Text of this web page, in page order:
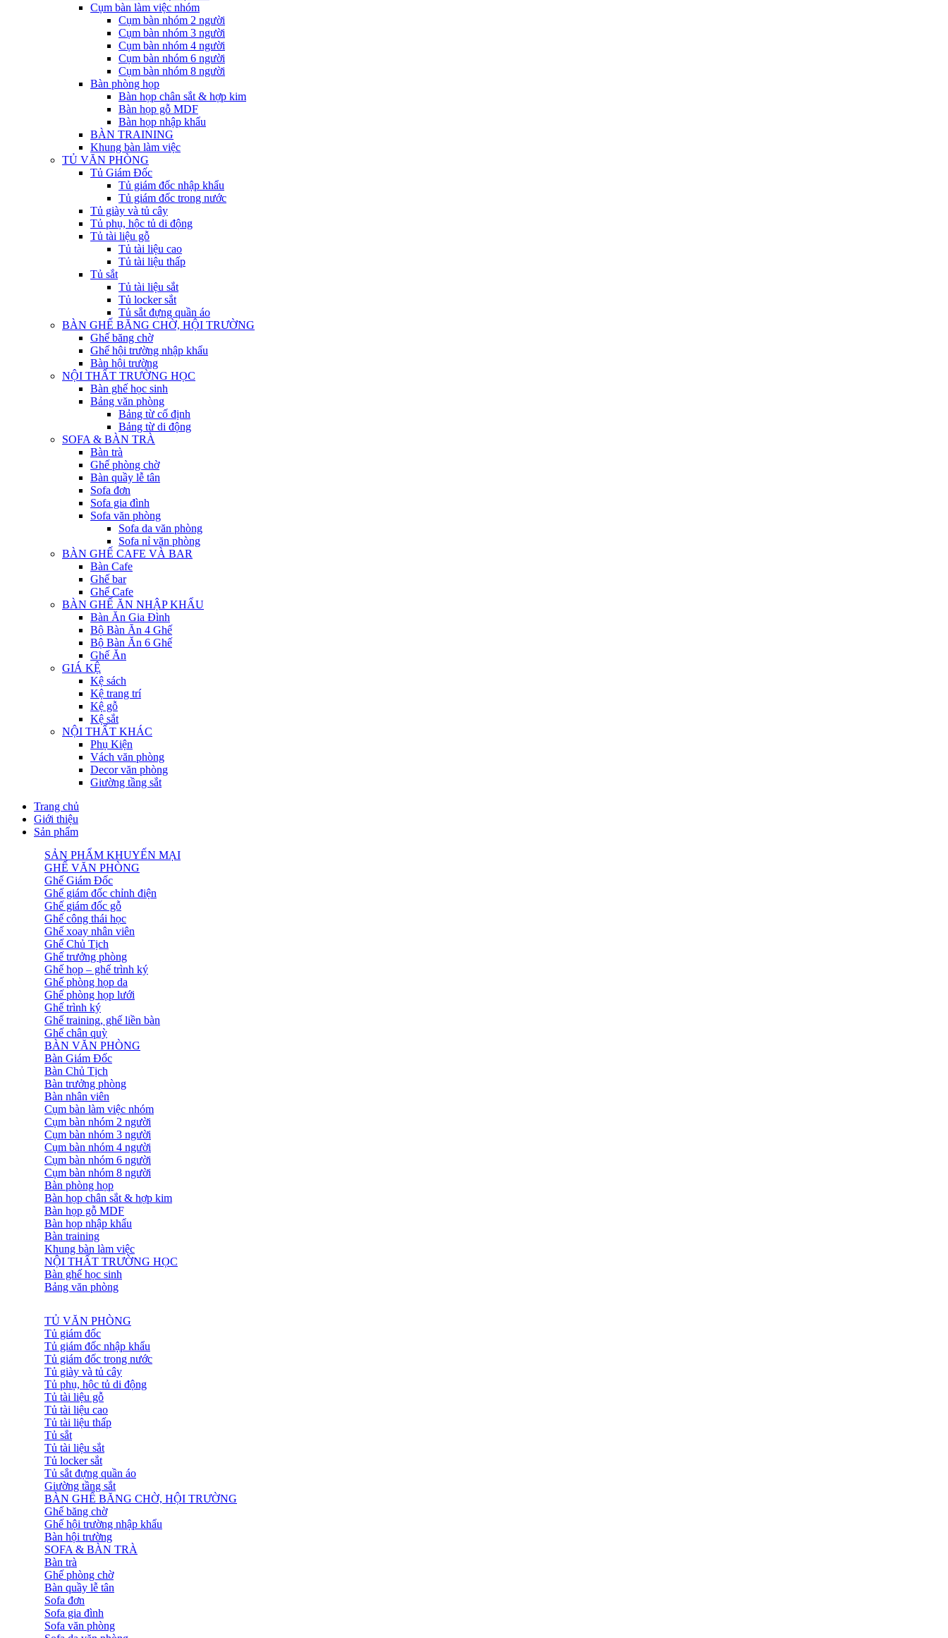
Cụm bàn làm việc nhóm
Cụm bàn nhóm 2 người
Cụm bàn nhóm 3 người
Cụm bàn nhóm 4 người
Cụm bàn nhóm 6 người
Cụm bàn nhóm 8 người
Bàn phòng họp
Bàn họp chân sắt & hợp kim
Bàn họp gỗ MDF
Bàn họp nhập khẩu
BÀN TRAINING
Khung bàn làm việc
TỦ VĂN PHÒNG
Tủ Giám Đốc
Tủ giám đốc nhập khẩu
Tủ giám đốc trong nước
Tủ giày và tủ cây
Tủ phụ, hộc tủ di động
Tủ tài liệu gỗ
Tủ tài liệu cao
Tủ tài liệu thấp
Tủ sắt
Tủ tài liệu sắt
Tủ locker sắt
Tủ sắt đựng quần áo
BÀN GHẾ BĂNG CHỜ, HỘI TRƯỜNG
Ghế băng chờ
Ghế hội trường nhập khẩu
Bàn hội trường
NỘI THẤT TRƯỜNG HỌC
Bàn ghế học sinh
Bảng văn phòng
Bảng từ cố định
Bảng từ di động
SOFA & BÀN TRÀ
Bàn trà
Ghế phòng chờ
Bàn quầy lễ tân
Sofa đơn
Sofa gia đình
Sofa văn phòng
Sofa da văn phòng
Sofa nỉ văn phòng
BÀN GHẾ CAFE VÀ BAR
Bàn Cafe
Ghế bar
Ghế Cafe
BÀN GHẾ ĂN NHẬP KHẨU
Bàn Ăn Gia Đình
Bộ Bàn Ăn 4 Ghế
Bộ Bàn Ăn 6 Ghế
Ghế Ăn
GIÁ KỆ
Kệ sách
Kệ trang trí
Kệ gỗ
Kệ sắt
NỘI THẤT KHÁC
Phụ Kiện
Vách văn phòng
Decor văn phòng
Giường tầng sắt
Trang chủ
Giới thiệu
Sản phẩm
SẢN PHẨM KHUYẾN MẠI
GHẾ VĂN PHÒNG
Ghế Giám Đốc
Ghế giám đốc chỉnh điện
Ghế giám đốc gỗ
Ghế công thái học
Ghế xoay nhân viên
Ghế Chủ Tịch
Ghế trưởng phòng
Ghế họp – ghế trình ký
Ghế phòng họp da
Ghế phòng họp lưới
Ghế trình ký
Ghế training, ghế liền bàn
Ghế chân quỳ
BÀN VĂN PHÒNG
Bàn Giám Đốc
Bàn Chủ Tịch
Bàn trưởng phòng
Bàn nhân viên
Cụm bàn làm việc nhóm
Cụm bàn nhóm 2 người
Cụm bàn nhóm 3 người
Cụm bàn nhóm 4 người
Cụm bàn nhóm 6 người
Cụm bàn nhóm 8 người
Bàn phòng họp
Bàn họp chân sắt & hợp kim
Bàn họp gỗ MDF
Bàn họp nhập khẩu
Bàn training
Khung bàn làm việc
NỘI THẤT TRƯỜNG HỌC
Bàn ghế học sinh
Bảng văn phòng
TỦ VĂN PHÒNG
Tủ giám đốc
Tủ giám đốc nhập khẩu
Tủ giám đốc trong nước
Tủ giày và tủ cây
Tủ phụ, hộc tủ di động
Tủ tài liệu gỗ
Tủ tài liệu cao
Tủ tài liệu thấp
Tủ sắt
Tủ tài liệu sắt
Tủ locker sắt
Tủ sắt đựng quần áo
Giường tầng sắt
BÀN GHẾ BĂNG CHỜ, HỘI TRƯỜNG
Ghế băng chờ
Ghế hội trường nhập khẩu
Bàn hội trường
SOFA & BÀN TRÀ
Bàn trà
Ghế phòng chờ
Bàn quầy lễ tân
Sofa đơn
Sofa gia đình
Sofa văn phòng